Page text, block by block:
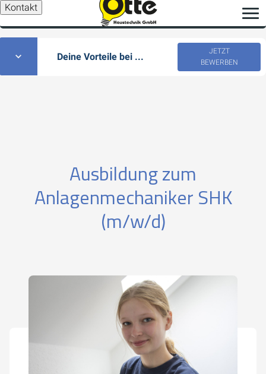
Kontakt
Deine Vorteile bei ...
JETZT
BEWERBEN
Ausbildung zum
Anlagenmechaniker SHK
(m/w/d)